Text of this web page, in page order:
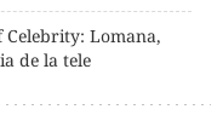
Lomana,
de la tele